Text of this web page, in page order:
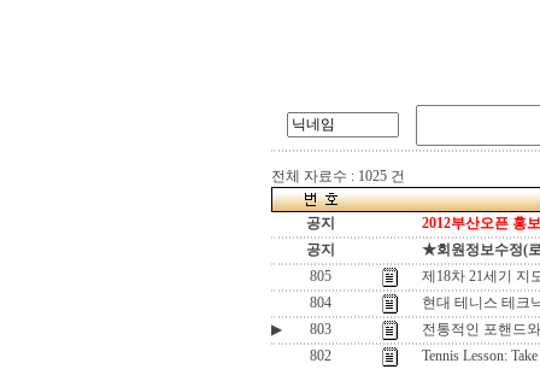
전체 자료수 : 1025 건
공지
2012부산오픈 홍
공지
★회원정보수정(
805
제18차 21세기 지
804
현대 테니스 테크
▶
803
전통적인 포핸드
802
Tennis Lesson: